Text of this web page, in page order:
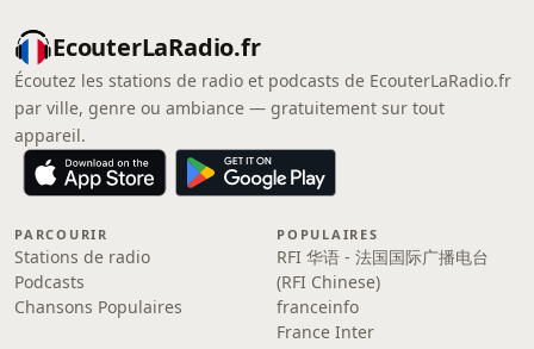
EcouterLaRadio.fr
Écoutez les stations de radio et podcasts de EcouterLaRadio.fr
par ville, genre ou ambiance — gratuitement sur tout
appareil.
PARCOURIR
Stations de radio
Podcasts
Chansons Populaires
POPULAIRES
RFI 华语 - 法国国际广播电台
(RFI Chinese)
franceinfo
France Inter